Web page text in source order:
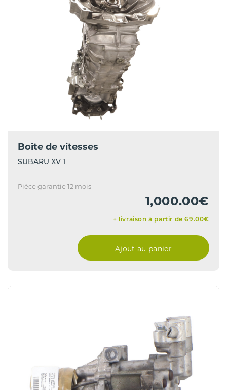
Boite de vitesses
SUBARU XV 1
Pièce garantie 12 mois
1,000.00€
+ livraison à partir de 69.00€
Ajout au panier